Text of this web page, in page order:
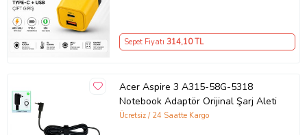
Sepet Fiyatı 314,10 TL
Acer Aspire 3 A315-58G-5318
Notebook Adaptör Orijinal Şarj Aleti
Ücretsiz / 24 Saatte Kargo